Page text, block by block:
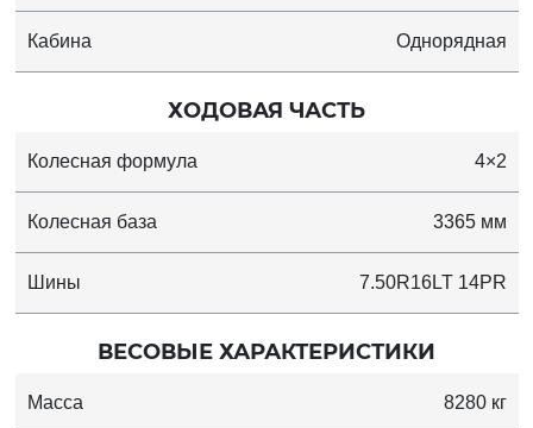
Кабина Однорядная
ХОДОВАЯ ЧАСТЬ
Колесная формула 4×2
Колесная база 3365 мм
Шины 7.50R16LT 14PR
ВЕСОВЫЕ ХАРАКТЕРИСТИКИ
Масса 8280 кг